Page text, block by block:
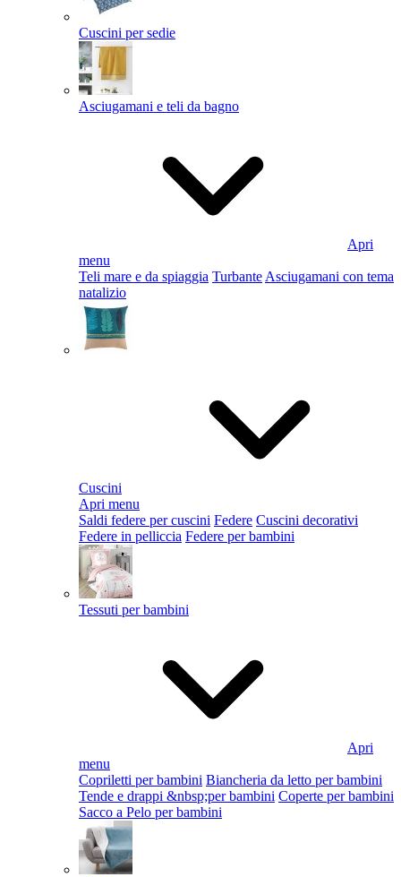
Cuscini per sedie
Asciugamani e teli da bagno
Apri
menu
Teli mare e da spiaggia Turbante Asciugamani con tema
natalizio
Cuscini
Apri menu
Saldi federe per cuscini Federe Cuscini decorativi
Federe in pelliccia Federe per bambini
Tessuti per bambini
Apri
menu
Copriletti per bambini Biancheria da letto per bambini
Tende e drappi &nbsp;per bambini Coperte per bambini
Sacco a Pelo per bambini